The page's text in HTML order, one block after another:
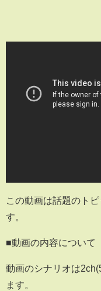
この動画は話題のト
す。
■動画の内容について
動画のシナリオは
ます。